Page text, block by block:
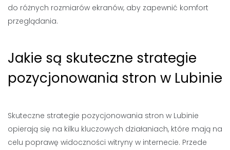
do różnych rozmiarów ekranów, aby zapewnić komfort
przeglądania.
Jakie są skuteczne strategie
pozycjonowania stron w Lubinie
Skuteczne strategie pozycjonowania stron w Lubinie
opierają się na kilku kluczowych działaniach, które mają na
celu poprawę widoczności witryny w internecie. Przede